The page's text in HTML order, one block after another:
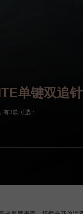
单键双追
有3款可选：